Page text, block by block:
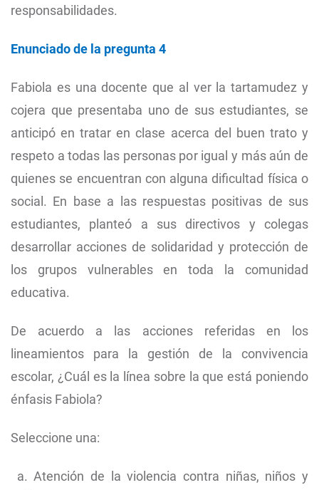
responsabilidades.
Enunciado de la pregunta 4
Fabiola es una docente que al ver la tartamudez y
cojera que presentaba uno de sus estudiantes, se
anticipó en tratar en clase acerca del buen trato y
respeto a todas las personas por igual y más aún de
quienes se encuentran con alguna dificultad física o
social. En base a las respuestas positivas de sus
estudiantes, planteó a sus directivos y colegas
desarrollar acciones de solidaridad y protección de
los grupos vulnerables en toda la comunidad
educativa.
De acuerdo a las acciones referidas en los
lineamientos para la gestión de la convivencia
escolar, ¿Cuál es la línea sobre la que está poniendo
énfasis Fabiola?
Seleccione una:
a. Atención de la violencia contra niñas, niños y